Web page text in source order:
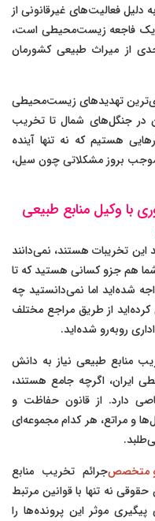
دلیل فعالیت‌های غیرقانونی از
یک فاجعه زیست‌محیطی است،
از میراث طبیعی کشورمان
تهدیدهای زیست‌محیطی
در جنگل‌های شمال تا تخریب
هستیم که نه تنها آینده
بروز مشکلاتی چون سیل،
با وکیل منابع طبیعی
این تخریبات هستند، نمی‌دانند
شما هم جزو کسانی هستید که تا
شده‌اید اما نمی‌دانستید چه
از طریق مراجع مختلف
روبه‌رو شده‌اید.
منابع طبیعی نیاز به دانش
ایران، اگرچه جامع هستند،
دارد. از قانون حفاظت و
و مراتع، هر کدام مجموعه‌ای
و متخصصجرائم تخریب منابع
نه تنها با قوانین مرتبط
موثر این پرونده‌ها را